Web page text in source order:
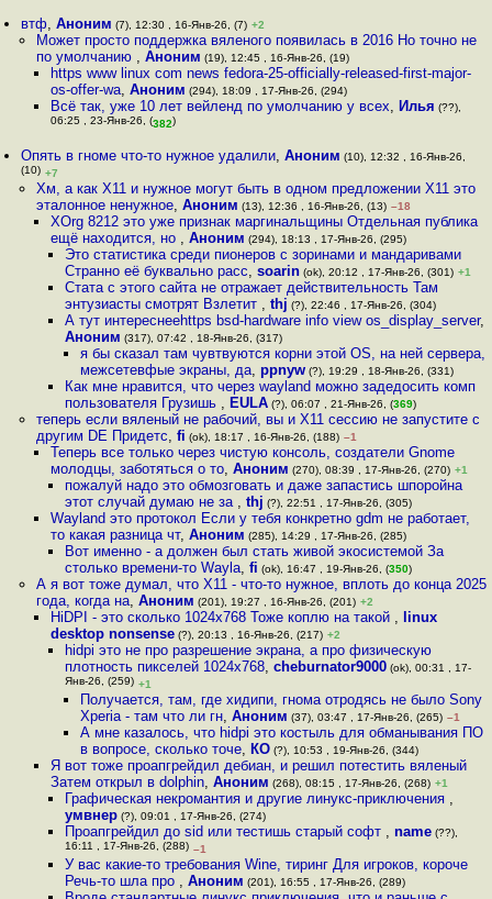
втф,Аноним (7), 12:30 , 16-Янв-26, (7) +2
Может просто поддержка вяленого появилась в 2016 Но точно не
по умолчанию , Аноним (19), 12:45 , 16-Янв-26, (19)
https www linux com news fedora-25-officially-released-first-major-
os-offer-wa, Аноним (294), 18:09 , 17-Янв-26, (294)
Всё так, уже 10 лет вейленд по умолчанию у всех, Илья (??),
06:25 , 23-Янв-26, (382)
Опять в гноме что-то нужное удалили,Аноним (10), 12:32 , 16-Янв-26,
(10) +7
Хм, а как Х11 и нужное могут быть в одном предложении Х11 это
эталонное ненужное, Аноним (13), 12:36 , 16-Янв-26, (13) –18
XOrg 8212 это уже признак маргинальщины Отдельная публика
ещё находится, но , Аноним (294), 18:13 , 17-Янв-26, (295)
Это статистика среди пионеров с зоринами и мандаривами
Странно её буквально расс,soarin (ok), 20:12 , 17-Янв-26, (301) +1
Стата с этого сайта не отражает действительность Там
энтузиасты смотрят Взлетит ,thj (?), 22:46 , 17-Янв-26, (304)
А тут интереснееhttps bsd-hardware info view os_display_server,
Аноним (317), 07:42 , 18-Янв-26, (317)
я бы сказал там чувтвуются корни этой OS, на ней сервера,
межсетевфые экраны, да, ppnyw(?), 19:29 , 18-Янв-26, (331)
Как мне нравится, что через wayland можно задедосить комп
пользователя Грузишь , EULA (?), 06:07 , 21-Янв-26, (369)
теперь если вяленый не рабочий, вы и X11 сессию не запустите с
другим DE Придетс, fi (ok), 18:17 , 16-Янв-26, (188) –1
Теперь все только через чистую консоль, создатели Gnome
молодцы, заботяться о то, Аноним (270), 08:39 , 17-Янв-26, (270) +1
пожалуй надо это обмозговать и даже запастись шпоройна
этот случай думаю не за ,thj (?), 22:51 , 17-Янв-26, (305)
Wayland это протокол Если у тебя конкретно gdm не работает,
то какая разница чт, Аноним (285), 14:29 , 17-Янв-26, (285)
Вот именно - а должен был стать живой экосистемой За
столько времени-то Wayla,fi (ok), 16:47 , 19-Янв-26, (350)
А я вот тоже думал, что X11 - что-то нужное, вплоть до конца 2025
года, когда на, Аноним (201), 19:27 , 16-Янв-26, (201) +2
HiDPI - это сколько 1024х768 Тоже коплю на такой ,
linux
desktop nonsense(?), 20:13 , 16-Янв-26, (217) +2
hidpi это не про разрешение экрана, а про физическую
плотность пикселей 1024х768,cheburnator9000 (ok), 00:31 , 17-
Янв-26, (259) +1
Получается, там, где хидипи, гнома отродясь не было Sony
Xperia - там что ли гн, Аноним (37), 03:47 , 17-Янв-26, (265) –1
А мне казалось, что hidpi это костыль для обманывания ПО
в вопросе, сколько точе, КО(?), 10:53 , 19-Янв-26, (344)
Я вот тоже проапгрейдил дебиан, и решил потестить вяленый
Затем открыл в dolphin, Аноним (268), 08:15 , 17-Янв-26, (268) +1
Графическая некромантия и другие линукс-приключения ,
умвнер (?), 09:01 , 17-Янв-26, (274)
Проапгрейдил до sid или тестишь старый софт ,name (??),
16:11 , 17-Янв-26, (288) –1
У вас какие-то требования Wine, тиринг Для игроков, короче
Речь-то шла про ,Аноним (201), 16:55 , 17-Янв-26, (289)